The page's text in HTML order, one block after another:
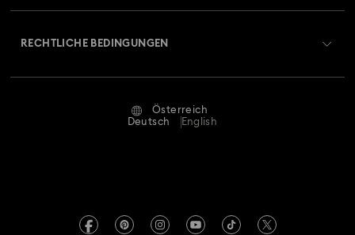
Retouren und Umtausch
Reparaturstatus
Termin buchen
RECHTLICHE BEDINGUNGEN
Österreich
Deutsch
English